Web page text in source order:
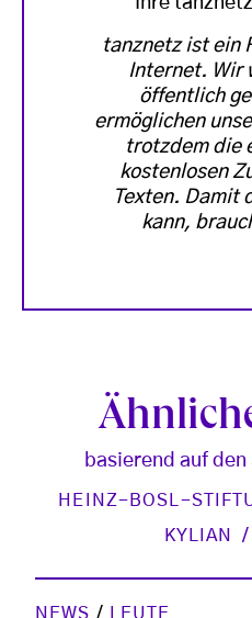
tanznetz ist ein
Internet. Wir
öffentlich
ermöglichen
trotzdem die
kostenlosen
Texten. Damit
kann,
basierend auf
HEINZ-BOSL-
KYLIAN
NEWS / LEUTE